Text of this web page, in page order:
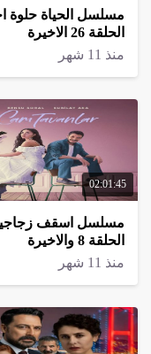
مسلسل الحياة حلوة
الحلقة 26 الاخيرة
منذ 11 شهر
02:01:45
مسلسل اسقف
الحلقة 8 والاخيرة
منذ 11 شهر